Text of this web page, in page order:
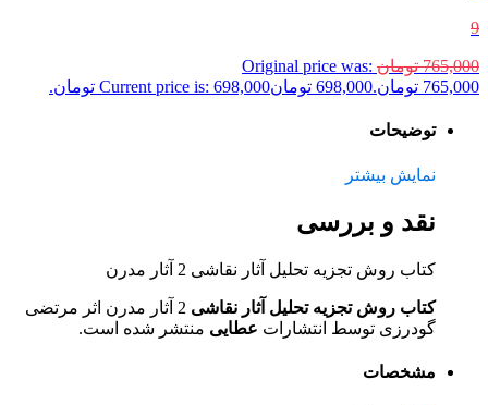
9
765,000 تومان Original price was:
765,000 تومان.
698,000 تومانCurrent price is: 698,000 تومان.
توضیحات
نمایش بیشتر
نقد و بررسی
کتاب روش تجزیه تحلیل آثار نقاشی 2 آثار مدرن
کتاب روش تجزیه تحلیل آثار نقاشی
2 آثار مدرن اثر مرتضی
گودرزی توسط انتشارات عطایی منتشر شده است.
مشخصات